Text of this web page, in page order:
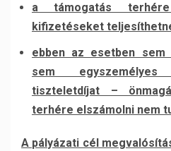
a támogatás
kifizetéseket
ebben az esetben sem
sem
tiszteletdíjat –
terhére elszámolni nem
A pályázati cél